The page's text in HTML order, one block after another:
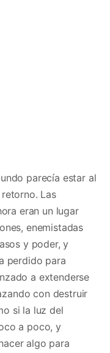
parecía estar al
Las
eran un lugar
enemistadas
y poder, y
perdido para
a extenderse
con destruir
si la luz del
a poco, y
algo para